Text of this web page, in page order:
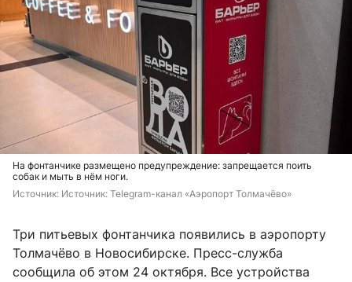
На фонтанчике размещено предупреждение: запрещается поить
собак и мыть в нём ноги.
Источник: Источник: Telegram-канал «Аэропорт Толмачёво»
Три питьевых фонтанчика появились в аэропорту
Толмачёво в Новосибирске. Пресс-служба
сообщила об этом 24 октября. Все устройства